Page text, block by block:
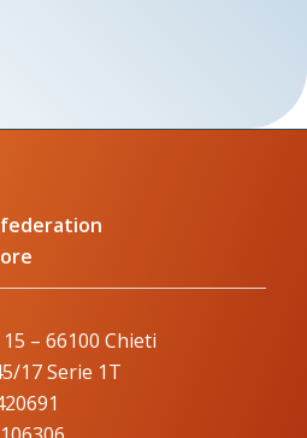
– 66100 Chieti
17 Serie 1T